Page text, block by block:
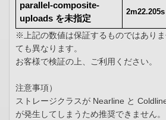
parallel-composite-
uploads を未指定
2m22.205s
※上記の数値は保証するものではあり
ても異なります。
お客様で検証の上、ご利用ください。
注意事項）
ストレージクラスが Nearline と
が発生してしまうため推奨できません。